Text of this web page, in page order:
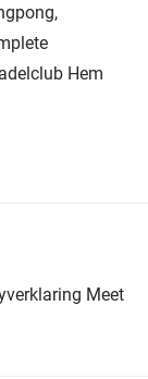
Hem
Meet